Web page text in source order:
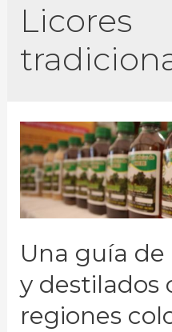
Licores
Una guía
y destilados
regiones